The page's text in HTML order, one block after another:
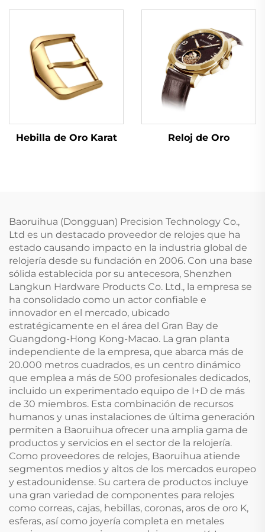
Hebilla de Oro Karat Reloj de Oro
Baoruihua (Dongguan) Precision Technology Co.,
Ltd es un destacado proveedor de relojes que ha
estado causando impacto en la industria global de
relojería desde su fundación en 2006. Con una base
sólida establecida por su antecesora, Shenzhen
Langkun Hardware Products Co. Ltd., la empresa se
ha consolidado como un actor confiable e
innovador en el mercado, ubicado
estratégicamente en el área del Gran Bay de
Guangdong-Hong Kong-Macao. La gran planta
independiente de la empresa, que abarca más de
20.000 metros cuadrados, es un centro dinámico
que emplea a más de 500 profesionales dedicados,
incluido un experimentado equipo de I+D de más
de 30 miembros. Esta combinación de recursos
humanos y unas instalaciones de última generación
permiten a Baoruihua ofrecer una amplia gama de
productos y servicios en el sector de la relojería.
Como proveedores de relojes, Baoruihua atiende
segmentos medios y altos de los mercados europeo
y estadounidense. Su cartera de productos incluye
una gran variedad de componentes para relojes
como correas, cajas, hebillas, coronas, aros de oro K,
esferas, así como joyería completa en metales